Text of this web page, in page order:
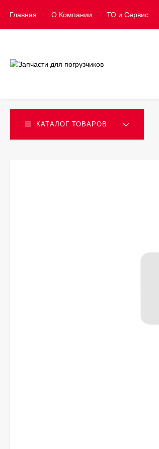
Главная О Компании ТО и Сервис
КАТАЛОГ ТОВАРОВ